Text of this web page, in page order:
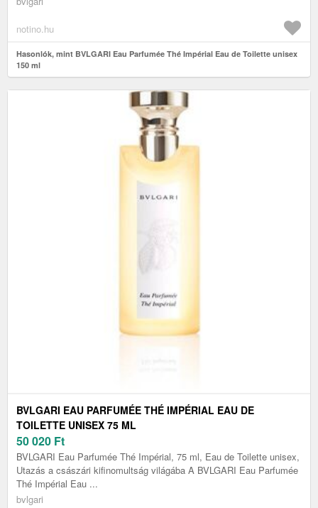
notino.hu
Hasonlók, mint BVLGARI Eau Parfumée Thé Impérial Eau de Toilette unisex
150 ml
BVLGARI EAU PARFUMÉE THÉ IMPÉRIAL EAU DE
TOILETTE UNISEX 75 ML
50 020 Ft
BVLGARI Eau Parfumée Thé Impérial, 75 ml, Eau de Toilette unisex,
Utazás a császári kifinomultság világába A BVLGARI Eau Parfumée
Thé Impérial Eau ...
bvlgari